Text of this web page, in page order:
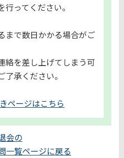
ってください。
まで数日かかる場合がご
絡を差し上げてしまう可
承ください。
ページはこちら
会の
一覧ページに戻る